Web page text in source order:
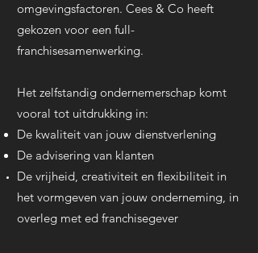
omgevingsfactoren. Cees & Co heeft
gekozen voor een full-
franchisesamenwerking.
Het zelfstandig ondernemerschap komt
vooral tot uitdrukking in:
De kwaliteit van jouw dienstverlening
De advisering van klanten
De vrijheid, creativiteit en flexibiliteit in
het vormgeven van jouw onderneming, in
overleg met ed franchisegever